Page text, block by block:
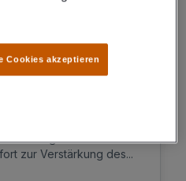
zur Verstärkung des...
Cookies akzeptieren